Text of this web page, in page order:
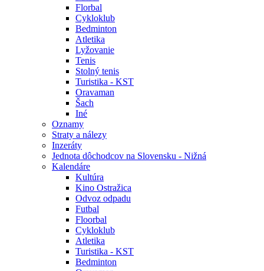
Florbal
Cykloklub
Bedminton
Atletika
Lyžovanie
Tenis
Stolný tenis
Turistika - KST
Oravaman
Šach
Iné
Oznamy
Straty a nálezy
Inzeráty
Jednota dôchodcov na Slovensku - Nižná
Kalendáre
Kultúra
Kino Ostražica
Odvoz odpadu
Futbal
Floorbal
Cykloklub
Atletika
Turistika - KST
Bedminton